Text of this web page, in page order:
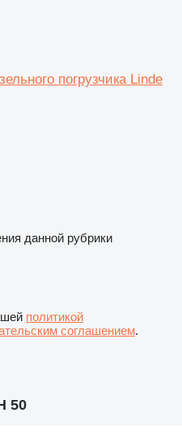
погрузчика Linde
данной рубрики
политикой
соглашением.
50